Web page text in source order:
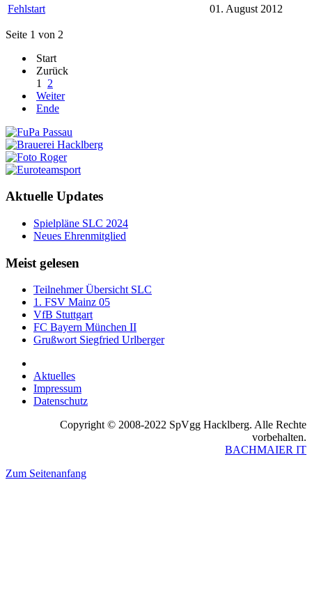
Fehlstart
01. August 2012
Seite 1 von 2
Start
Zurück
1
2
Weiter
Ende
Aktuelle Updates
Spielpläne SLC 2024
Neues Ehrenmitglied
Meist gelesen
Teilnehmer Übersicht SLC
1. FSV Mainz 05
VfB Stuttgart
FC Bayern München II
Grußwort Siegfried Urlberger
Aktuelles
Impressum
Datenschutz
Copyright © 2008-2022 SpVgg Hacklberg. Alle Rechte
vorbehalten.
BACHMAIER IT
Zum Seitenanfang